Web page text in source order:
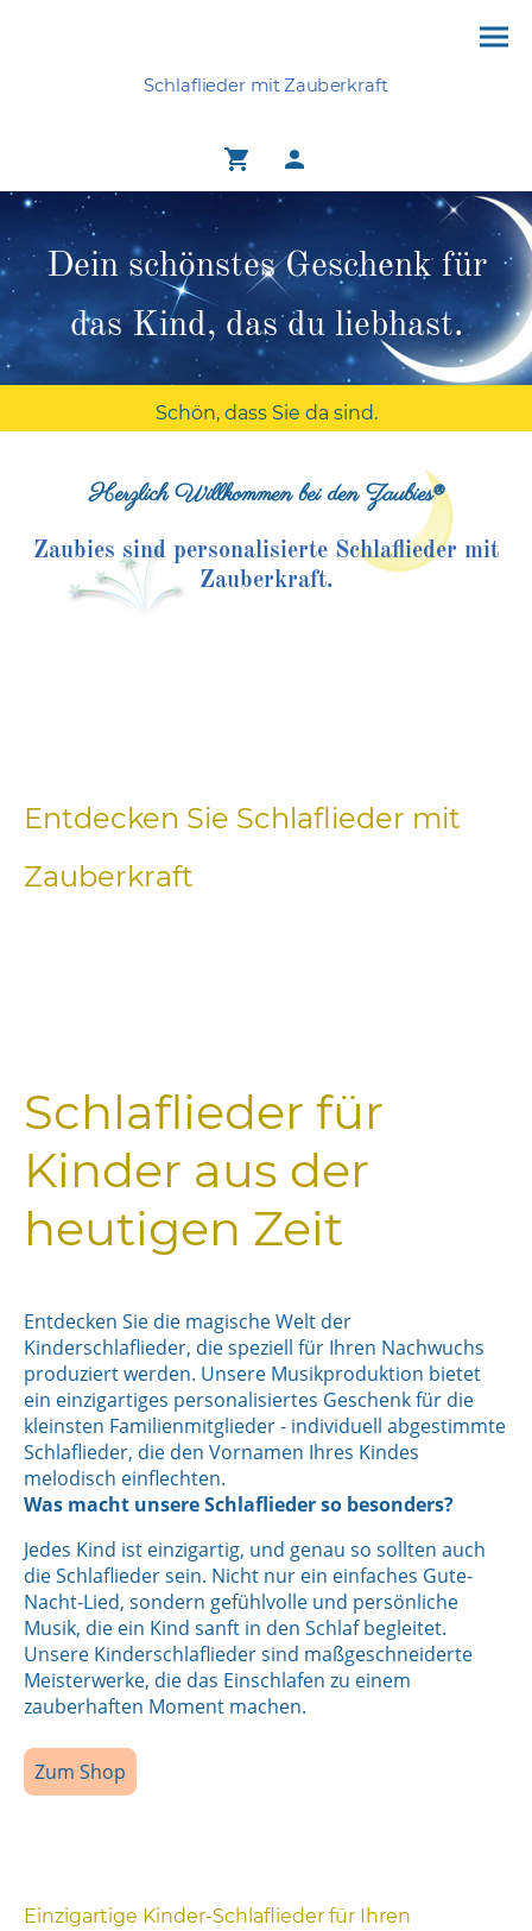
Schlaflieder mit Zauberkraft
Dein schönstes Geschenk für
das Kind, das du liebhast.
Schön, dass Sie da sind.
Herzlich Willkommen bei den Zaubies®
Zaubies sind personalisierte Schlaflieder mit
Zauberkraft.
Entdecken Sie Schlaflieder mit
Zauberkraft
Schlaflieder für
Kinder aus der
heutigen Zeit
Entdecken Sie die magische Welt der
Kinderschlaflieder, die speziell für Ihren Nachwuchs
produziert werden. Unsere Musikproduktion bietet
ein einzigartiges personalisiertes Geschenk für die
kleinsten Familienmitglieder - individuell abgestimmte
Schlaflieder, die den Vornamen Ihres Kindes
melodisch einflechten.
Was macht unsere Schlaflieder so besonders?
Jedes Kind ist einzigartig, und genau so sollten auch
die Schlaflieder sein. Nicht nur ein einfaches Gute-
Nacht-Lied, sondern gefühlvolle und persönliche
Musik, die ein Kind sanft in den Schlaf begleitet.
Unsere Kinderschlaflieder sind maßgeschneiderte
Meisterwerke, die das Einschlafen zu einem
zauberhaften Moment machen.
Zum Shop
Einzigartige Kinder-Schlaflieder für Ihren